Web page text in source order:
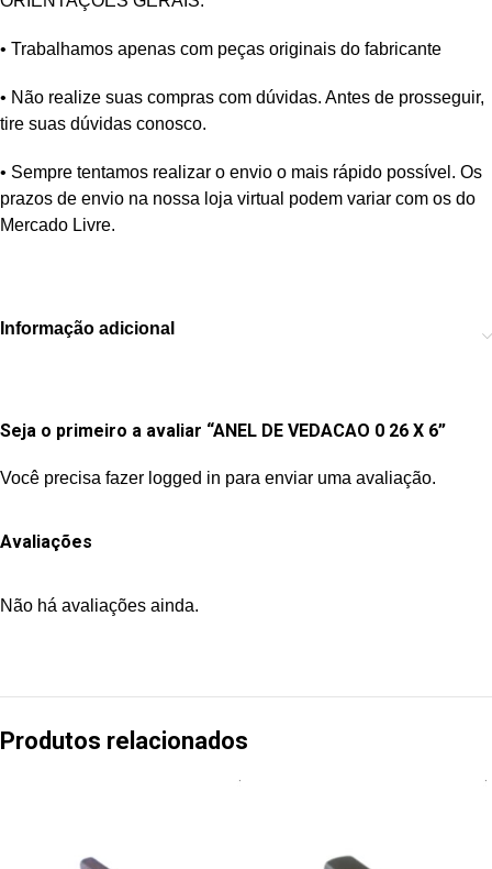
• Trabalhamos apenas com peças originais do fabricante
• Não realize suas compras com dúvidas. Antes de prosseguir,
tire suas dúvidas conosco.
• Sempre tentamos realizar o envio o mais rápido possível. Os
prazos de envio na nossa loja virtual podem variar com os do
Mercado Livre.
Informação adicional
Avaliações
Não há avaliações ainda.
Seja o primeiro a avaliar “ANEL DE VEDACAO 0 26 X 6”
Você precisa fazer logged in para enviar uma avaliação.
Produtos relacionados